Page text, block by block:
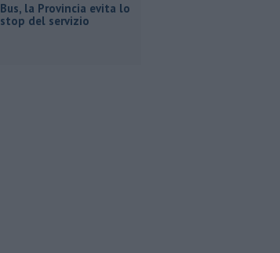
Bus, la Provincia evita lo
stop del servizio